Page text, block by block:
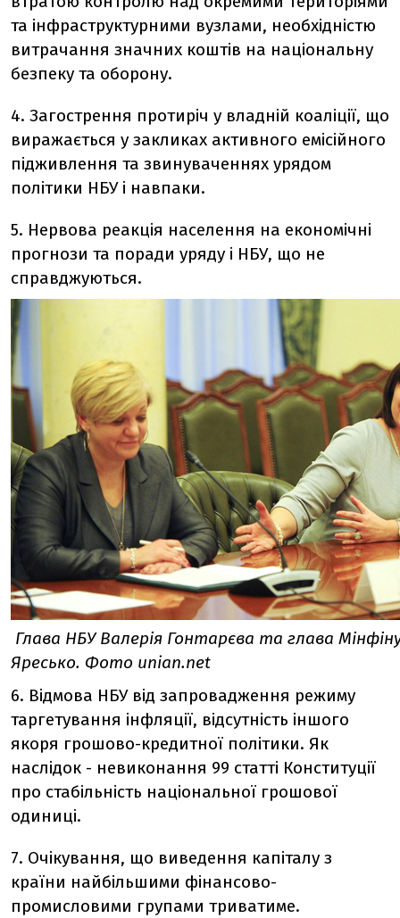
та інфраструктурними вузлами, необхідністю
витрачання значних коштів на національну
безпеку та оборону.
4. Загострення протиріч у владній коаліції, що
виражається у закликах активного емісійного
підживлення та звинуваченнях урядом
політики НБУ і навпаки.
5. Нервова реакція населення на економічні
прогнози та поради уряду і НБУ, що не
справджуються.
Глава НБУ Валерія Гонтарєва та глава
Яресько. Фото unian.net
6. Відмова НБУ від запровадження режиму
таргетування інфляції, відсутність іншого
якоря грошово-кредитної політики. Як
наслідок - невиконання 99 статті Конституції
про стабільність національної грошової
одиниці.
7. Очікування, що виведення капіталу з
країни найбільшими фінансово-
промисловими групами триватиме.